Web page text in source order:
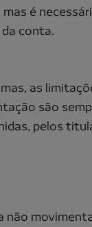
é
conta.
as
são
pelos
não